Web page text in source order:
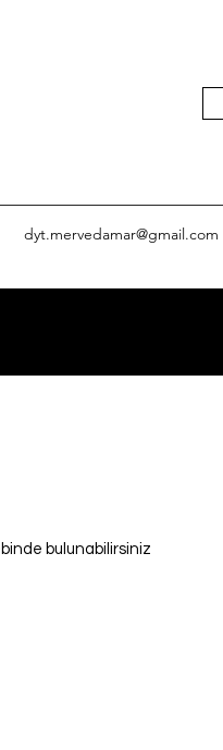
dyt.mervedamar@gmail.com
bulunabilirsiniz